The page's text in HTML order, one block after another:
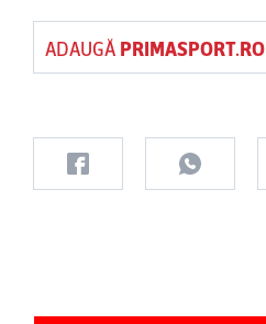
ADAUGĂ PRIMASPORT.RO